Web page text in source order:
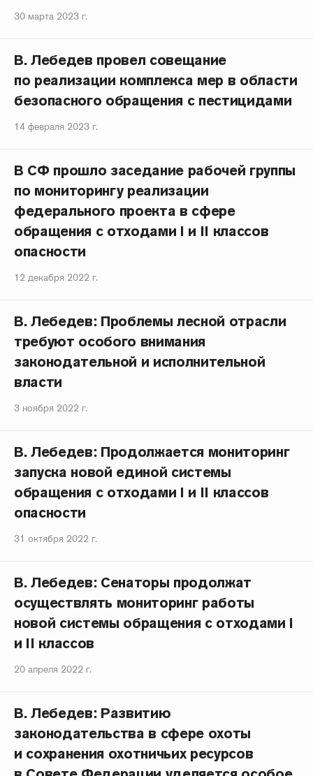
30 марта 2023 г.
В. Лебедев провел совещание
по реализации комплекса мер в области
безопасного обращения с пестицидами
14 февраля 2023 г.
В СФ прошло заседание рабочей группы
по мониторингу реализации
федерального проекта в сфере
обращения с отходами I и II классов
опасности
12 декабря 2022 г.
В. Лебедев: Проблемы лесной отрасли
требуют особого внимания
законодательной и исполнительной
власти
3 ноября 2022 г.
В. Лебедев: Продолжается мониторинг
запуска новой единой системы
обращения с отходами I и II классов
опасности
31 октября 2022 г.
В. Лебедев: Сенаторы продолжат
осуществлять мониторинг работы
новой системы обращения с отходами I
и II классов
20 апреля 2022 г.
В. Лебедев: Развитию
законодательства в сфере охоты
и сохранения охотничьих ресурсов